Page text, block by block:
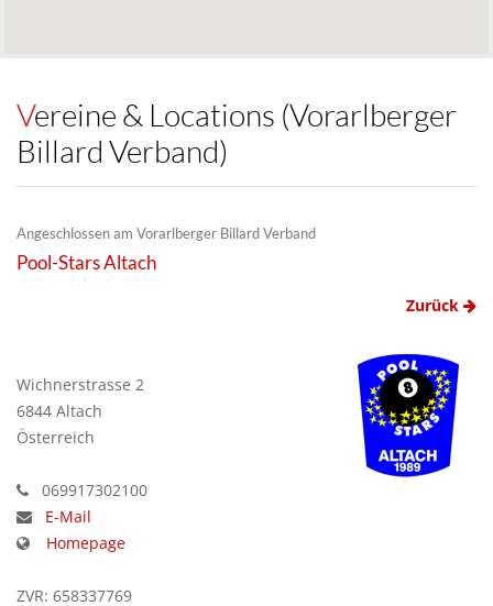
Vereine & Locations (Vorarlberger
Billard Verband)
Angeschlossen am Vorarlberger Billard Verband
Pool-Stars Altach
Zurück
Wichnerstrasse 2
6844 Altach
Österreich
069917302100
E-Mail
Homepage
ZVR: 658337769